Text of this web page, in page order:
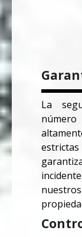
La
número